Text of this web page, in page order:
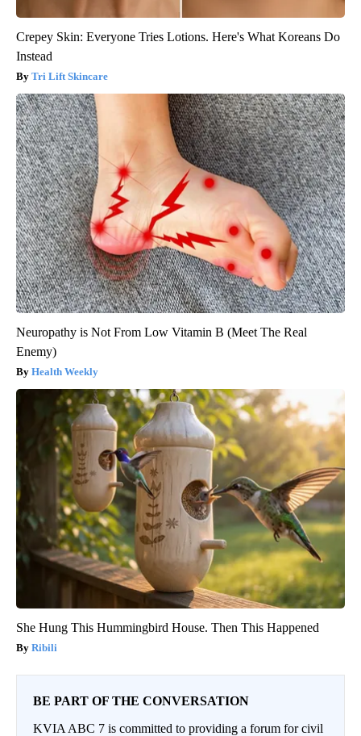
Crepey Skin: Everyone Tries Lotions. Here's What Koreans Do
Instead
Tri Lift Skincare
Neuropathy is Not From Low Vitamin B (Meet The Real
Enemy)
Health Weekly
She Hung This Hummingbird House. Then This Happened
Ribili
BE PART OF THE CONVERSATION
KVIA ABC 7 is committed to providing a forum for civil